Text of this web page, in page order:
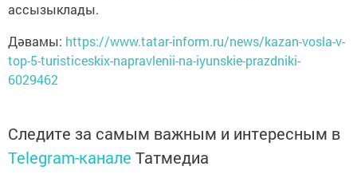
ассызыклады.
Дәвамы: https://www.tatar-inform.ru/news/kazan-vosla-v-
top-5-turisticeskix-napravlenii-na-iyunskie-prazdniki-
6029462
Следите за самым важным и интересным в
Telegram-канале Татмедиа